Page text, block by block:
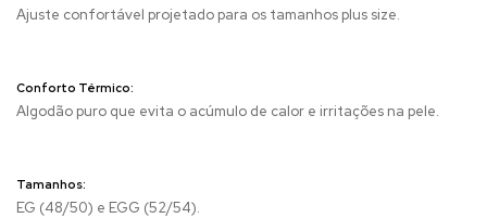
Ajuste confortável projetado para os tamanhos plus size.
Conforto Térmico:
Algodão puro que evita o acúmulo de calor e irritações na pele.
Tamanhos:
EG (48/50) e EGG (52/54).